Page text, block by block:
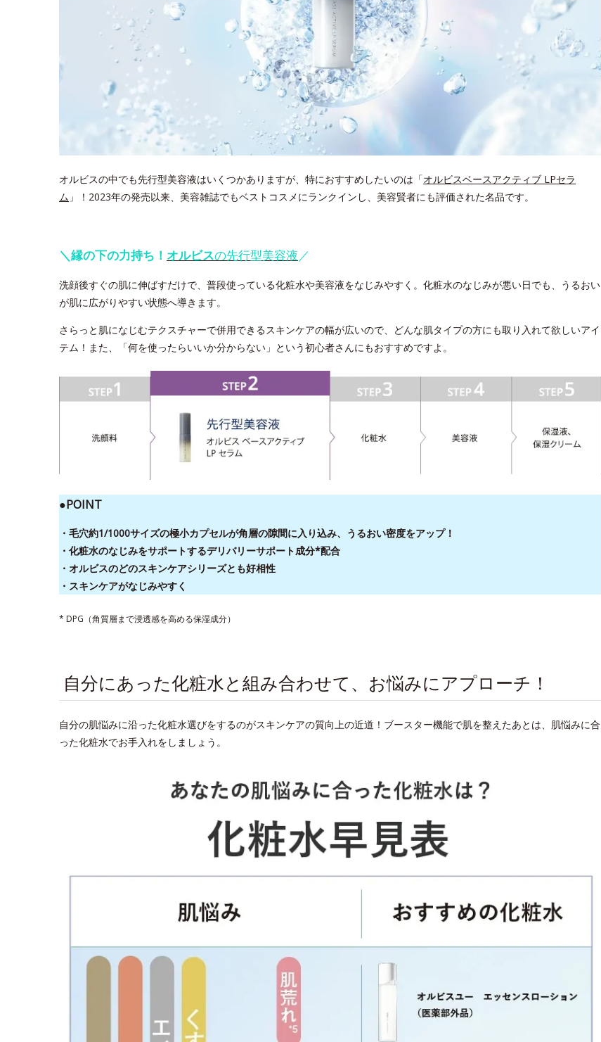
オルビスの中でも先行型美容液はいくつかありますが、特におすすめしたいのは「オルビスベースアクティブ LPセラ
ム 」！2023年の発売以来、美容雑誌でもベストコスメにランクインし、美容賢者にも評価された名品です。
＼縁の下の力持ち！ オルビスの先行型美容液／
洗顔後すぐの肌に伸ばすだけで、普段使っている化粧水や美容液をなじみやすく。化粧水のなじみが悪い日でも、うるおい
が肌に広がりやすい状態へ導きます。
さらっと肌になじむテクスチャーで併用できるスキンケアの幅が広いので、どんな肌タイプの方にも取り入れて欲しいアイ
テム！また、「何を使ったらいいか分からない」という初心者さんにもおすすめですよ。
●POINT
・毛穴約1/1000サイズの極小カプセルが角層の隙間に入り込み、うるおい密度をアップ！
・化粧水のなじみをサポートするデリバリーサポート成分*配合
・オルビスのどのスキンケアシリーズとも好相性
・スキンケアがなじみやすく
* DPG（角質層まで浸透感を高める保湿成分）
自分にあった化粧水と組み合わせて、お悩みにアプローチ！
自分の肌悩みに沿った化粧水選びをするのがスキンケアの質向上の近道！ブースター機能で肌を整えたあとは、肌悩みに合
った化粧水でお手入れをしましょう。